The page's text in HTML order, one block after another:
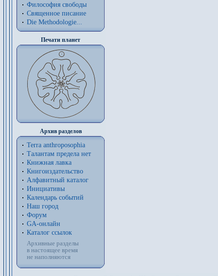
Философия cвободы
Священное писание
Die Methodologie...
Печати планет
Архив разделов
Terra anthroposophia
Талантам предела нет
Книжная лавка
Книгоиздательство
Алфавитный каталог
Инициативы
Календарь событий
Наш город
Форум
GA-онлайн
Каталог ссылок
Архивные разделы
в настоящее время
не наполняются